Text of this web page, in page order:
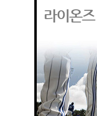
라이온